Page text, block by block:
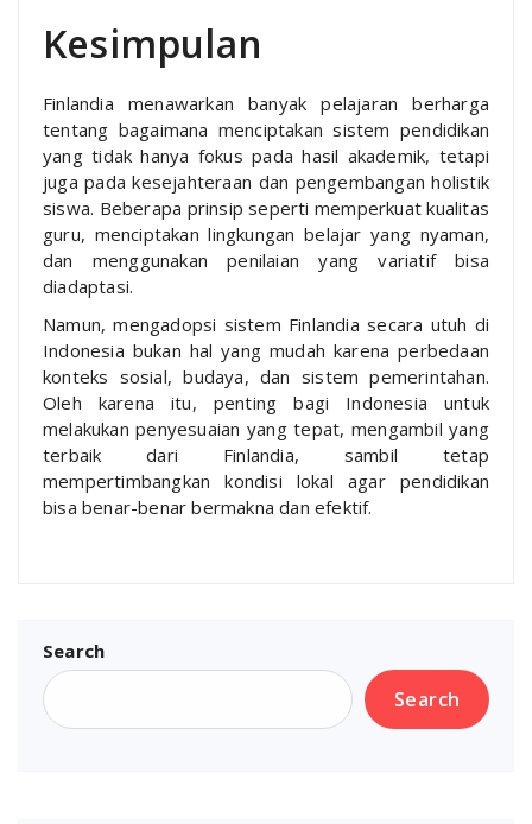
Kesimpulan
Finlandia menawarkan banyak pelajaran berharga
tentang bagaimana menciptakan sistem pendidikan
yang tidak hanya fokus pada hasil akademik, tetapi
juga pada kesejahteraan dan pengembangan holistik
siswa. Beberapa prinsip seperti memperkuat kualitas
guru, menciptakan lingkungan belajar yang nyaman,
dan menggunakan penilaian yang variatif bisa
diadaptasi.
Namun, mengadopsi sistem Finlandia secara utuh di
Indonesia bukan hal yang mudah karena perbedaan
konteks sosial, budaya, dan sistem pemerintahan.
Oleh karena itu, penting bagi Indonesia untuk
melakukan penyesuaian yang tepat, mengambil yang
terbaik dari Finlandia, sambil tetap
mempertimbangkan kondisi lokal agar pendidikan
bisa benar-benar bermakna dan efektif.
Search
Search